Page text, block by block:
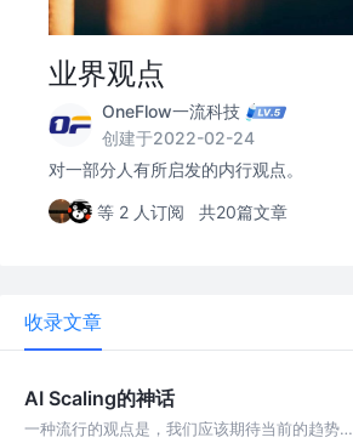
业界观点
OneFlow一流科技
创建于2022-02-24
对一部分人有所启发的内行观点。
等 2 人订阅 共20篇文章
收录文章
AI Scaling的神话
一种流行的观点是，我们应该期待当前的趋势继